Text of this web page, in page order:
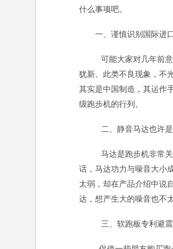
什么事项吧。
一、谨慎识别国际进
可能大家对几年前
犹新。此类不良现象，不
其实是中国制造，其运作
级跑步机的行列。
二、静音马达也许
马达是跑步机非常
话，马达功力与噪音大小
太弱，却在产品介绍中说
达，想产生大的噪音也不
三、软跑板专利避